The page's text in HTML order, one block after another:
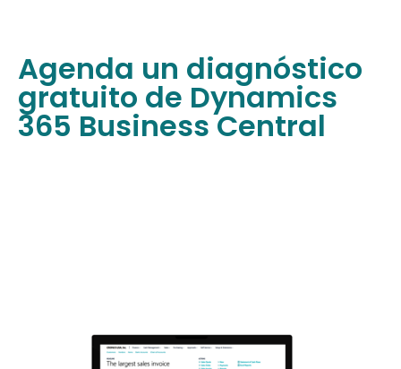
Agenda un diagnóstico
gratuito de Dynamics
365 Business Central